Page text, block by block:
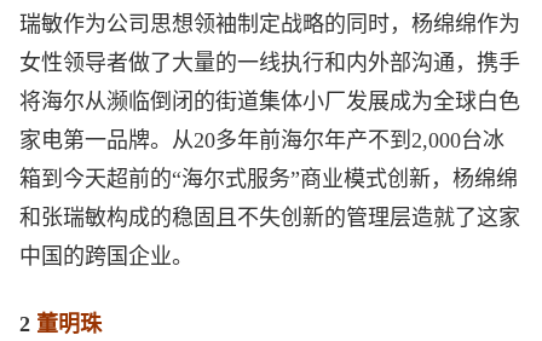
瑞敏作为公司思想领袖制定战略的同时，杨绵绵作为
女性领导者做了大量的一线执行和内外部沟通，携手
将海尔从濒临倒闭的街道集体小厂发展成为全球白色
家电第一品牌。从20多年前海尔年产不到2,000台冰
箱到今天超前的“海尔式服务”商业模式创新，杨绵绵
和张瑞敏构成的稳固且不失创新的管理层造就了这家
中国的跨国企业。
2 董明珠